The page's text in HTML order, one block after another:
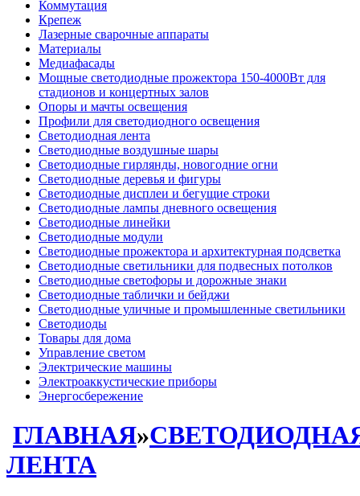
Коммутация
Крепеж
Лазерные сварочные аппараты
Материалы
Медиафасады
Мощные светодиодные прожектора 150-4000Вт для
стадионов и концертных залов
Опоры и мачты освещения
Профили для светодиодного освещения
Светодиодная лента
Светодиодные воздушные шары
Светодиодные гирлянды, новогодние огни
Светодиодные деревья и фигуры
Светодиодные дисплеи и бегущие строки
Светодиодные лампы дневного освещения
Светодиодные линейки
Светодиодные модули
Светодиодные прожектора и архитектурная подсветка
Светодиодные светильники для подвесных потолков
Светодиодные светофоры и дорожные знаки
Светодиодные таблички и бейджи
Светодиодные уличные и промышленные светильники
Светодиоды
Товары для дома
Управление светом
Электрические машины
Электроаккустические приборы
Энергосбережение
ГЛАВНАЯ»
ЛЕНТА